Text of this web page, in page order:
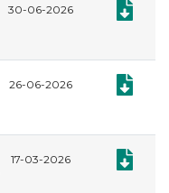
30-06-2026
26-06-2026
17-03-2026